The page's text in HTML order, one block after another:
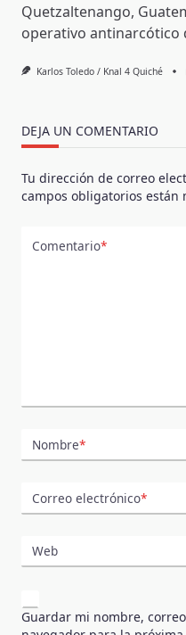
Quetzaltenango,
operativo antinarcótico
Karlos Toledo / Knal 4 Quiché
DEJA UN COMENTARIO
Tu dirección de correo
campos obligatorios están
Comentario*
Nombre*
Correo electrónico*
Web
Guardar mi nombre,